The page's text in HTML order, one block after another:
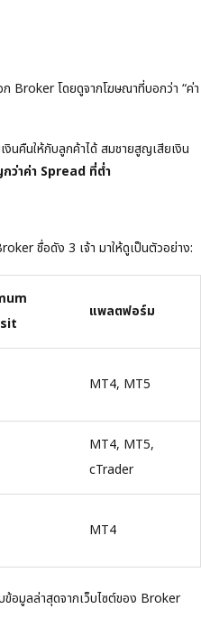
Broker โดยดูจากโฆษณาที่บอกว่า “ค่า
งินคืนให้กับลูกค้าได้ สมชายสูญเสียเงิน
ว่าค่า Spread ที่ต่ำ
ชื่อดัง 3 เจ้า มาให้ดูเป็นตัวอย่าง:
แพลตฟอร์ม
MT4, MT5
MT4, MT5,
cTrader
MT4
อมูลล่าสุดจากเว็บไซต์ของ Broker